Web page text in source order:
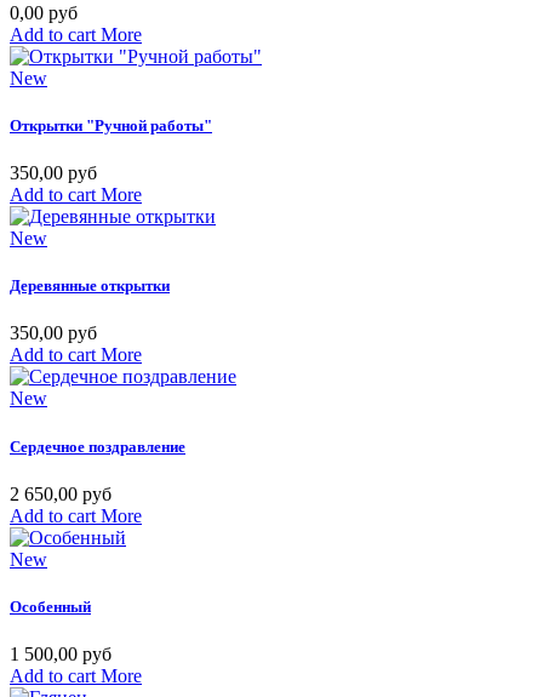
0,00 руб
Add to cart More
New
Открытки "Ручной работы"
350,00 руб
Add to cart More
New
Деревянные открытки
350,00 руб
Add to cart More
New
Сердечное поздравление
2 650,00 руб
Add to cart More
New
Особенный
1 500,00 руб
Add to cart More